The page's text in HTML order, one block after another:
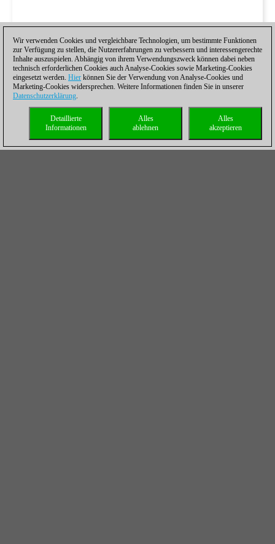
Wir verwenden Cookies und vergleichbare Technologien, um bestimmte Funktionen
zur Verfügung zu stellen, die Nutzererfahrungen zu verbessern und interessengerechte
Inhalte auszuspielen. Abhängig von ihrem Verwendungszweck können dabei neben
technisch erforderlichen Cookies auch Analyse-Cookies sowie Marketing-Cookies
eingesetzt werden. Hier können Sie der Verwendung von Analyse-Cookies und
Marketing-Cookies widersprechen. Weitere Informationen finden Sie in unserer
Datenschutzerklärung.
Alles
akzeptieren
Alles
ablehnen
Detaillierte
Informationen